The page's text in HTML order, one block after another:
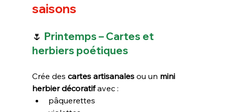
saisons
🌷 Printemps – Cartes et
herbiers poétiques
Crée des cartes artisanales ou un mini
herbier décoratif avec :
pâquerettes